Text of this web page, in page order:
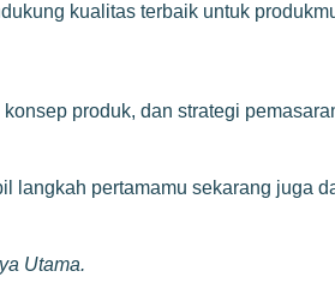
kualitas terbaik untuk
produk, dan strategi
langkah pertamamu sekarang juga
Utama.